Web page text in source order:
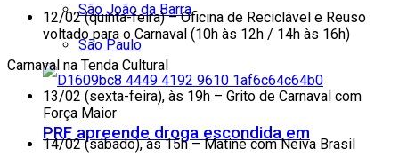
São João da Barra
São Paulo
PRF apreende droga escondida em
12/02 (quinta-feira)– Oficina de Reciclável e Reuso
voltado para o Carnaval (10h às 12h / 14h às 16h)
Carnaval na Tenda Cultural
13/02 (sexta-feira), às 19h – Grito de Carnaval com
Força Maior
14/02 (sábado), às 15h– Matinê com Neiva Brasil